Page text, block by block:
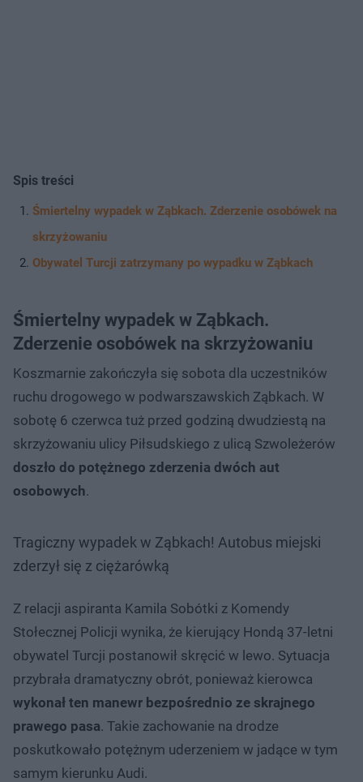
Spis treści
Śmiertelny wypadek w Ząbkach. Zderzenie osobówek na
skrzyżowaniu
Obywatel Turcji zatrzymany po wypadku w Ząbkach
Śmiertelny wypadek w Ząbkach.
Zderzenie osobówek na skrzyżowaniu
Koszmarnie zakończyła się sobota dla uczestników
ruchu drogowego w podwarszawskich Ząbkach. W
sobotę 6 czerwca tuż przed godziną dwudziestą na
skrzyżowaniu ulicy Piłsudskiego z ulicą Szwoleżerów
doszło do potężnego zderzenia dwóch aut
osobowych.
Tragiczny wypadek w Ząbkach! Autobus miejski
zderzył się z ciężarówką
Z relacji aspiranta Kamila Sobótki z Komendy
Stołecznej Policji wynika, że kierujący Hondą 37-letni
obywatel Turcji postanowił skręcić w lewo. Sytuacja
przybrała dramatyczny obrót, ponieważ kierowca
wykonał ten manewr bezpośrednio ze skrajnego
prawego pasa. Takie zachowanie na drodze
poskutkowało potężnym uderzeniem w jadące w tym
samym kierunku Audi.